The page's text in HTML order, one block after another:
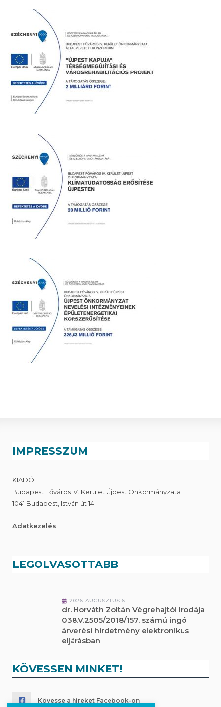
IMPRESSZUM
KIADÓ
Budapest Főváros IV. Kerület Újpest Önkormányzata
1041 Budapest, István út 14.
Adatkezelés
LEGOLVASOTTABB
2026. AUGUSZTUS 6.
dr. Horváth Zoltán Végrehajtói Irodája
038.V.2505/2018/157. számú ingó
árverési hirdetmény elektronikus
eljárásban
KÖVESSEN MINKET!
Kövesse a híreket Facebook-on